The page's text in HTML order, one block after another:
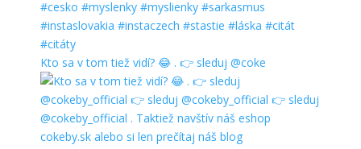
Kto sa v tom tiež vidí? 😂 . 👉 sleduj @coke